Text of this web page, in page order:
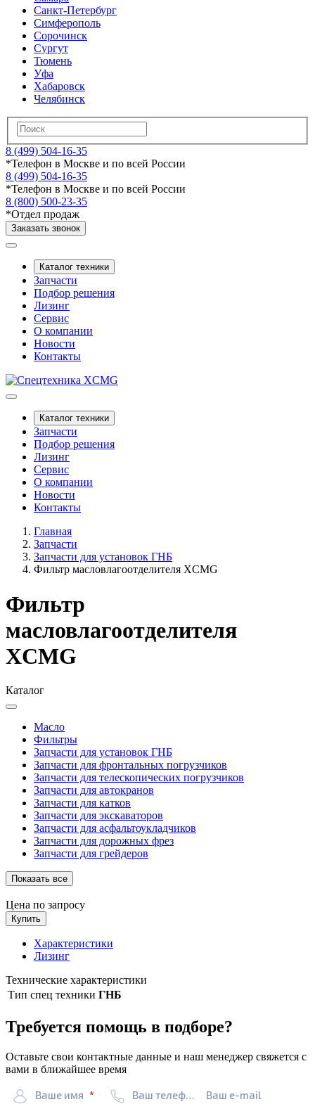
Санкт-Петербург
Симферополь
Сорочинск
Сургут
Тюмень
Уфа
Хабаровск
Челябинск
8 (499) 504-16-35
*Телефон в Москве и по всей России
8 (499) 504-16-35
*Телефон в Москве и по всей России
8 (800) 500-23-35
*Отдел продаж
Заказать звонок
Каталог техники
Запчасти
Подбор решения
Лизинг
Сервис
О компании
Новости
Контакты
Каталог техники
Запчасти
Подбор решения
Лизинг
Сервис
О компании
Новости
Контакты
Главная
Запчасти
Запчасти для установок ГНБ
Фильтр масловлагоотделителя XCMG
Фильтр
масловлагоотделителя
XCMG
Каталог
Масло
Фильтры
Запчасти для установок ГНБ
Запчасти для фронтальных погрузчиков
Запчасти для телескопических погрузчиков
Запчасти для автокранов
Запчасти для катков
Запчасти для экскаваторов
Запчасти для асфальтоукладчиков
Запчасти для дорожных фрез
Запчасти для грейдеров
Показать все
Цена по запросу
Купить
Характеристики
Лизинг
Технические характеристики
Тип спец техники ГНБ
Требуется помощь в подборе?
Оставьте свои контактные данные и наш менеджер свяжется с
вами в ближайшее время
Ваше имя Ваш телефон Ваш e-mail